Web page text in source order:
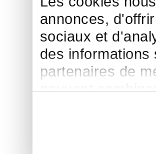
annonces,
sociaux et
des
partenaires de